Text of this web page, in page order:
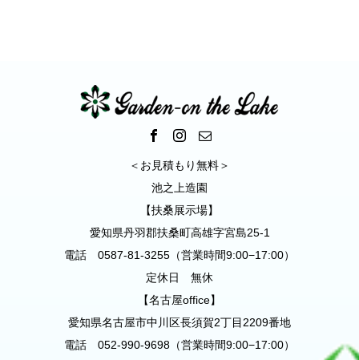
＜お見積もり無料＞
池之上造園
【扶桑展示場】
愛知県丹羽郡扶桑町高雄字宮島25-1
電話 0587-81-3255（営業時間9:00−17:00）
定休日 無休
【名古屋office】
愛知県名古屋市中川区長須賀2丁目2209番地
電話 052-990-9698（営業時間9:00−17:00）